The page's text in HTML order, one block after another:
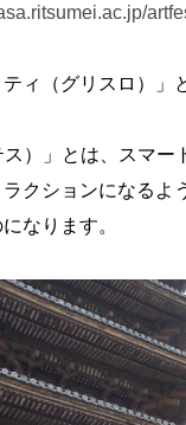
ィ（グリスロ）」
）」とは、スマー
クションになるよ
になります。